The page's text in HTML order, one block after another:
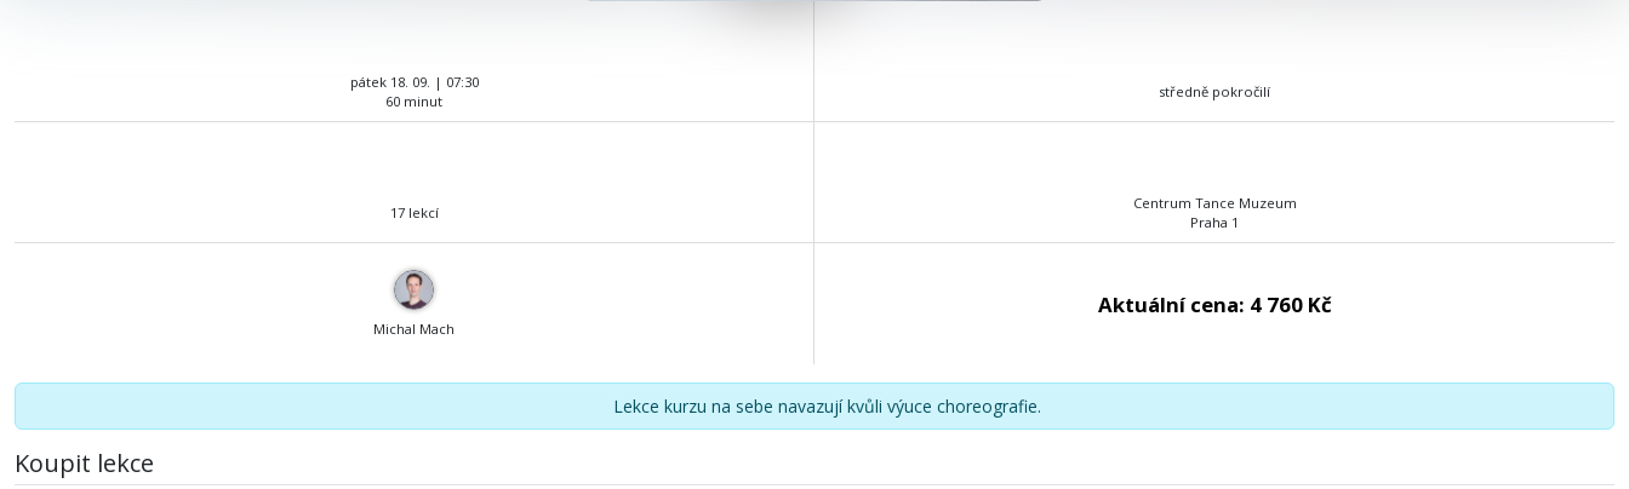
pátek 18. 09. | 07:30
60 minut
středně pokročilí
17 lekcí
Centrum Tance Muzeum
Praha 1
Michal Mach
Aktuální cena: 4 760 Kč
Lekce kurzu na sebe navazují kvůli výuce choreografie.
Koupit lekce